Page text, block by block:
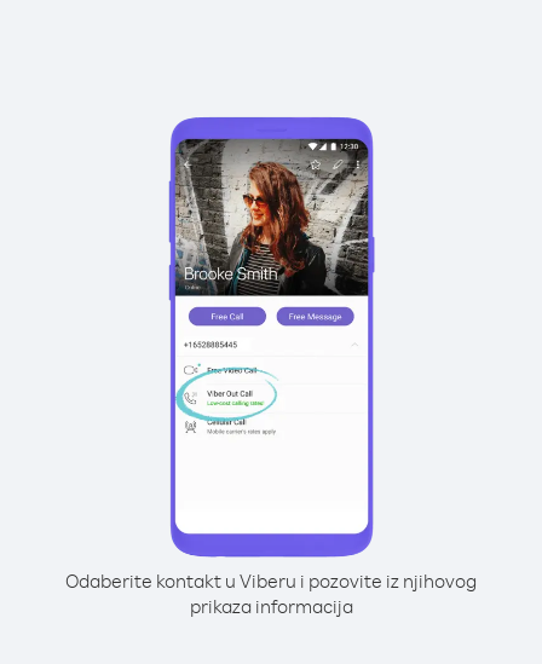
Odaberite kontakt u Viberu i pozovite iz njihovog
prikaza informacija